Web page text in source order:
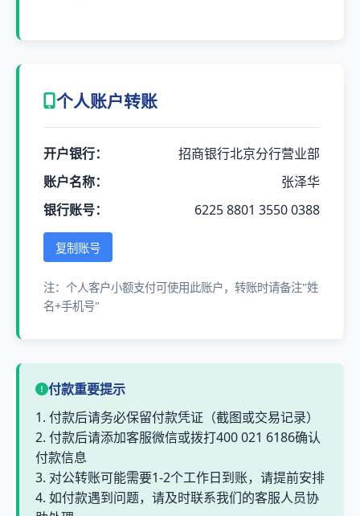
个人账户转账
开户银行：
招商银行北京分行营业部
账户名称：
张泽华
银行账号：
6225 8801 3550 0388
复制账号
注：个人客户小额支付可使用此账户，转账时请备注"姓
名+手机号"
付款重要提示
1. 付款后请务必保留付款凭证（截图或交易记录）
2. 付款后请添加客服微信或拨打400 021 6186确认
付款信息
3. 对公转账可能需要1-2个工作日到账，请提前安排
4. 如付款遇到问题，请及时联系我们的客服人员协